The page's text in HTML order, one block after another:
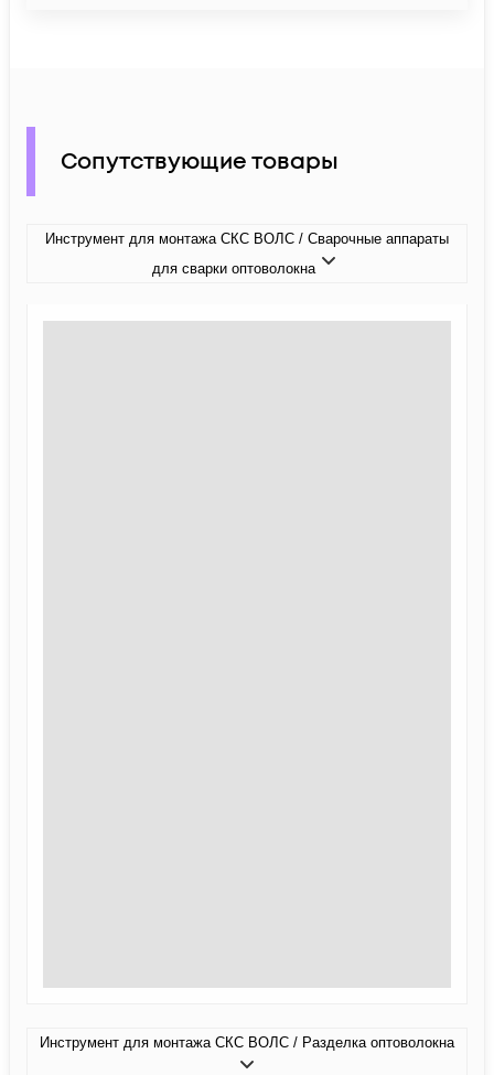
Сопутствующие товары
Инструмент для монтажа СКС ВОЛС / Сварочные аппараты
для сварки оптоволокна
Инструмент для монтажа СКС ВОЛС / Разделка оптоволокна